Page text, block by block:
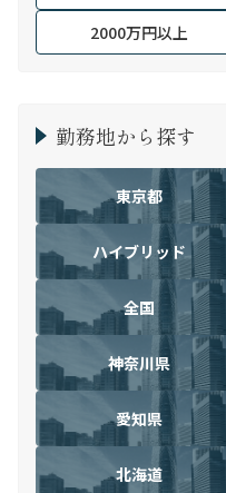
2000万円以上
勤務地から探す
東京都
ハイブリッド
全国
神奈川県
愛知県
北海道